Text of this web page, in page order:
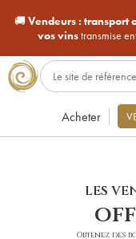
🚚Vendeurs : transport
vos vinstransmise
Acheter
LES
Obtenez des